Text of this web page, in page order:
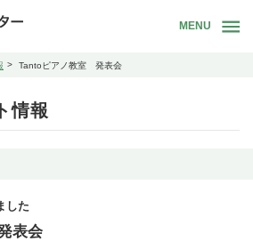
MENU
Tantoピアノ教室 発表会
情報
した
表会